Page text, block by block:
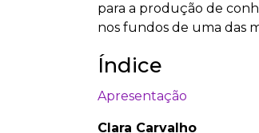
para a produção de
nos fundos de uma das
Índice
Apresentação
Clara Carvalho